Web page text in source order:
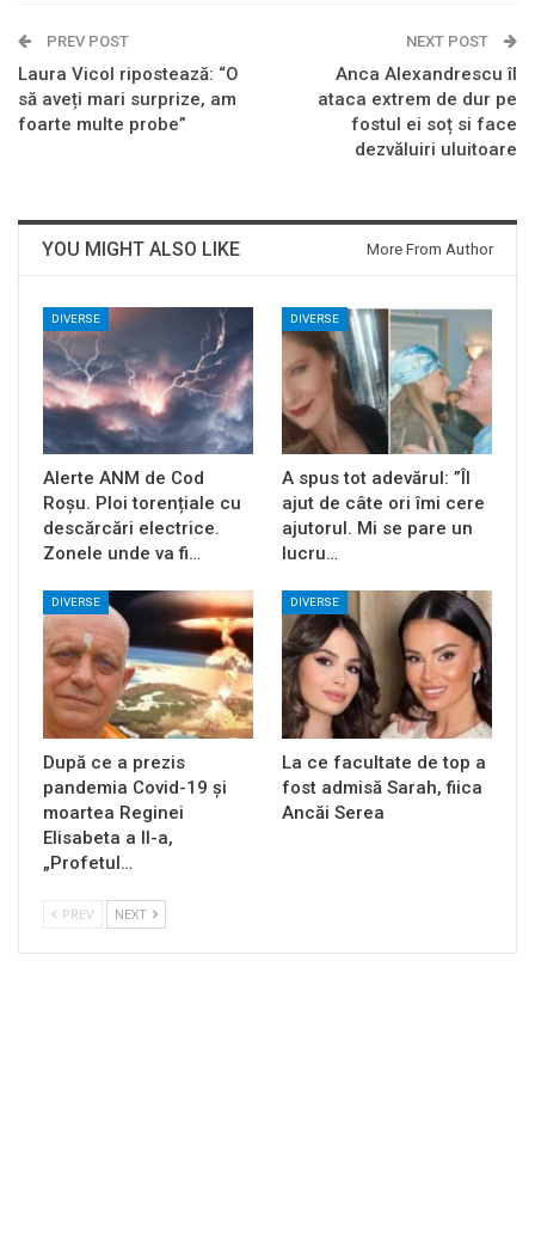
PREV POST
Laura Vicol ripostează: “O
să aveți mari surprize, am
foarte multe probe”
NEXT POST
Anca Alexandrescu îl
ataca extrem de dur pe
fostul ei soț si face
dezvăluiri uluitoare
YOU MIGHT ALSO LIKE More From Author
DIVERSE
Alerte ANM de Cod
Roșu. Ploi torențiale cu
descărcări electrice.
Zonele unde va fi…
DIVERSE
A spus tot adevărul: ”Îl
ajut de câte ori îmi cere
ajutorul. Mi se pare un
lucru…
DIVERSE
După ce a prezis
pandemia Covid-19 și
moartea Reginei
Elisabeta a II-a,
„Profetul…
DIVERSE
La ce facultate de top a
fost admisă Sarah, fiica
Ancăi Serea
PREV NEXT